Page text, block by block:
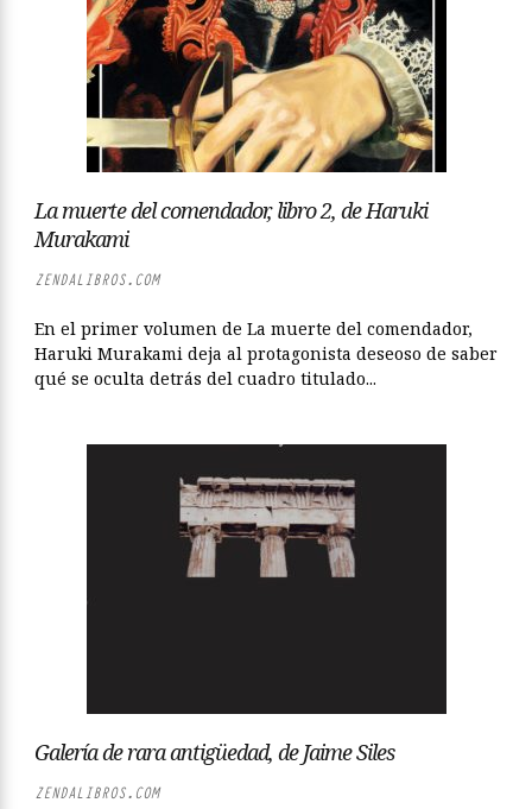
La muerte del comendador, libro 2, de Haruki
Murakami
ZENDALIBROS.COM
En el primer volumen de La muerte del comendador,
Haruki Murakami deja al protagonista deseoso de saber
qué se oculta detrás del cuadro titulado...
Galería de rara antigüedad, de Jaime Siles
ZENDALIBROS.COM